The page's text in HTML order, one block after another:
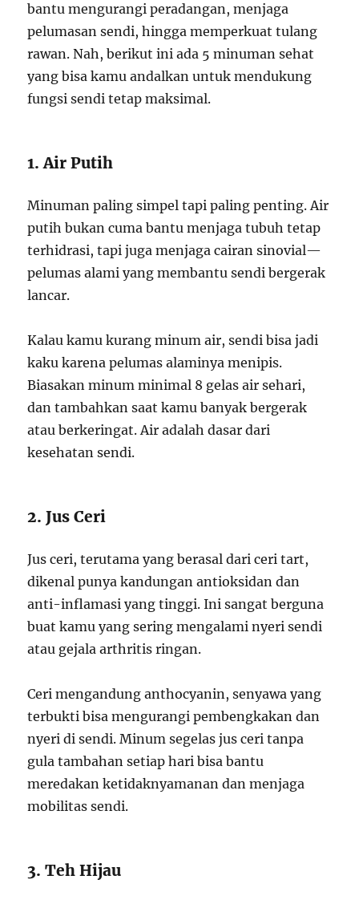
bantu mengurangi peradangan, menjaga
pelumasan sendi, hingga memperkuat tulang
rawan. Nah, berikut ini ada 5 minuman sehat
yang bisa kamu andalkan untuk mendukung
fungsi sendi tetap maksimal.
1. Air Putih
Minuman paling simpel tapi paling penting. Air
putih bukan cuma bantu menjaga tubuh tetap
terhidrasi, tapi juga menjaga cairan sinovial—
pelumas alami yang membantu sendi bergerak
lancar.
Kalau kamu kurang minum air, sendi bisa jadi
kaku karena pelumas alaminya menipis.
Biasakan minum minimal 8 gelas air sehari,
dan tambahkan saat kamu banyak bergerak
atau berkeringat. Air adalah dasar dari
kesehatan sendi.
2. Jus Ceri
Jus ceri, terutama yang berasal dari ceri tart,
dikenal punya kandungan antioksidan dan
anti-inflamasi yang tinggi. Ini sangat berguna
buat kamu yang sering mengalami nyeri sendi
atau gejala arthritis ringan.
Ceri mengandung anthocyanin, senyawa yang
terbukti bisa mengurangi pembengkakan dan
nyeri di sendi. Minum segelas jus ceri tanpa
gula tambahan setiap hari bisa bantu
meredakan ketidaknyamanan dan menjaga
mobilitas sendi.
3. Teh Hijau